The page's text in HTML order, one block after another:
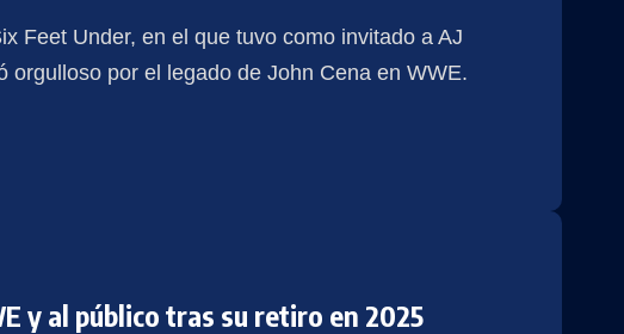
Feet Under, en el que tuvo como invitado a AJ
orgulloso por el legado de John Cena en WWE.
y al público tras su retiro en 2025